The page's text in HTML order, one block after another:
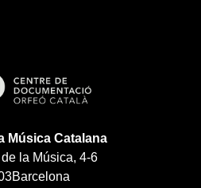
Música Catalana
la Música, 4-6
Barcelona